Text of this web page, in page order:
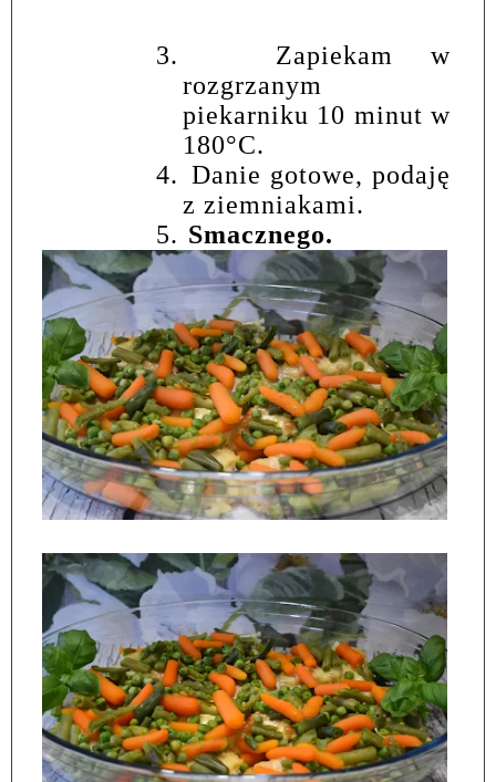
3.
Zapiekam w
rozgrzanym
piekarniku 10 minut w
180°C.
4. Danie gotowe, podaję
z ziemniakami.
5. Smacznego.